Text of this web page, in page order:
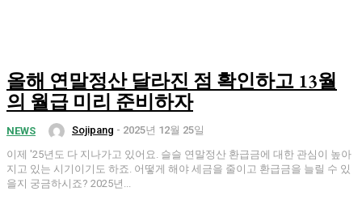
올해 연말정산 달라진 점 확인하고 13월
의 월급 미리 준비하자
NEWS Sojipang - 2025년 12월 25일
이제 '25년도 다 지나가고 있어요. 슬슬 연말정산 환급금에 대한 관심이 높아
지고 있는 시기이기도 하죠. 어떻게 해야 세금을 줄이고 환급금을 늘릴 수 있
을지 궁금하시죠? 2025년...